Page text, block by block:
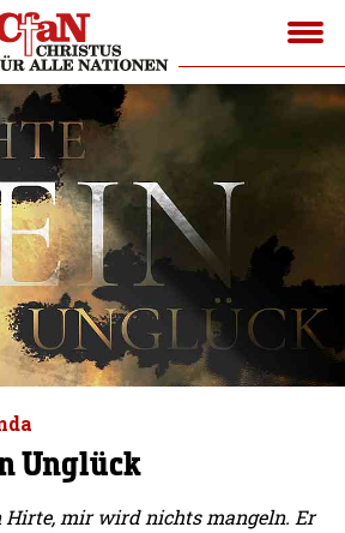
Unglück
Hirte, mir wird nichts mangeln. Er